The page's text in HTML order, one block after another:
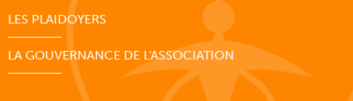
LES PLAIDOYERS
LA GOUVERNANCE DE L'ASSOCIATION